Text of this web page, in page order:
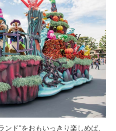
ド”をおもいっきり楽しめば、